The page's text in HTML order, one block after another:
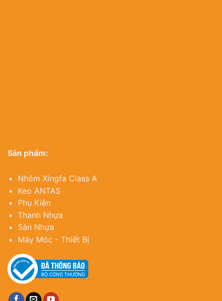
Sản phẩm:
Nhôm Xingfa Class A
Keo ANTAS
Phụ Kiện
Thanh Nhựa
Sàn Nhựa
Máy Móc - Thiết Bị